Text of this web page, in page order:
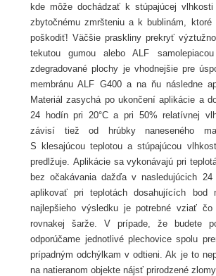
kde môže dochádzať k stúpajúcej
zbytočnému zmršteniu a k bublinám,
poškodiť! Väčšie praskliny prekryť
tekutou gumou alebo ALF
zdegradované plochy je vhodnejšie pre
membránu ALF G400 a na ňu následne
Materiál zasychá po ukončení aplikácie a
24 hodín pri 20°C a pri 50% relatívnej
závisí tiež od hrúbky naneseného
S klesajúcou teplotou a stúpajúcou
predlžuje. Aplikácie sa vykonávajú pri
bez očakávania dažďa v nasledujúcich
aplikovať pri teplotách dosahujících bod
najlepšieho výsledku je potrebné vziať
rovnakej šarže. V prípade, že budete
odporúčame jednotlivé plechovice spolu
prípadným odchýlkam v odtieni. Ak je to
na natieranom objekte nájsť prirodzené zlomy